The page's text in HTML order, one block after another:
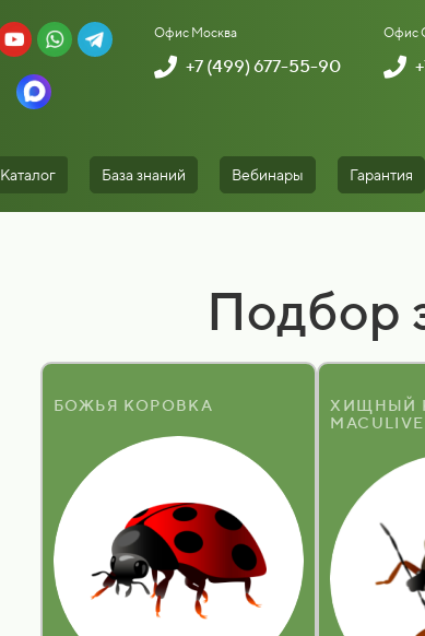
Офис Москва
+7 (499) 677-55-90
Офис
Каталог База знаний Вебинары Гарантия
Подбор
БОЖЬЯ КОРОВКА
ХИЩНЫЙ